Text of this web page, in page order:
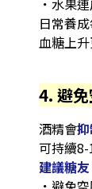
． 水果
日常養
血糖上
4. 避
酒精會
可持續
建議糖友